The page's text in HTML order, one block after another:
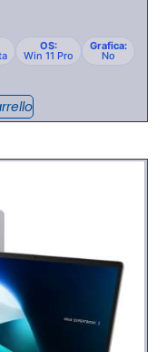
OS:
Win 11 Pro
Grafica:
No